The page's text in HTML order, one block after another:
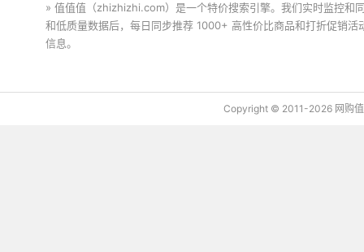
» 值值值（zhizhizhi.com）是一个特价搜索引擎。我们实时监控和
和低质量数据后，每日同步推荐 1000+ 高性价比商品和打折促销
信息。
Copyright © 2011-2026 网购